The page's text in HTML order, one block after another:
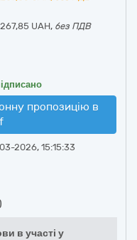
UAH, без ПДВ
пропозицію в
2026, 15:15:33
в участі у